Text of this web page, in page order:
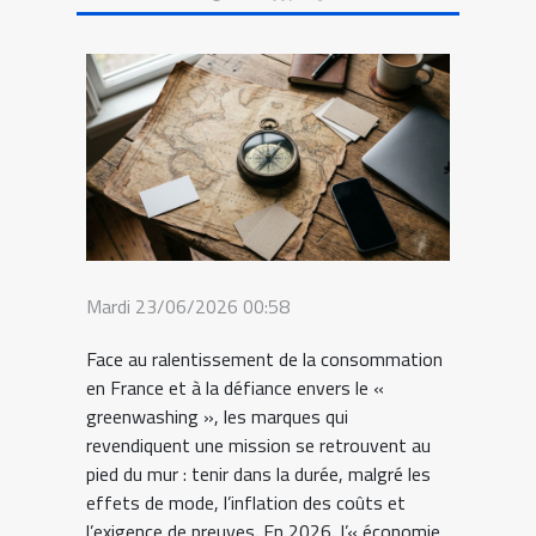
Mardi 23/06/2026 00:58
Face au ralentissement de la consommation
en France et à la défiance envers le «
greenwashing », les marques qui
revendiquent une mission se retrouvent au
pied du mur : tenir dans la durée, malgré les
effets de mode, l’inflation des coûts et